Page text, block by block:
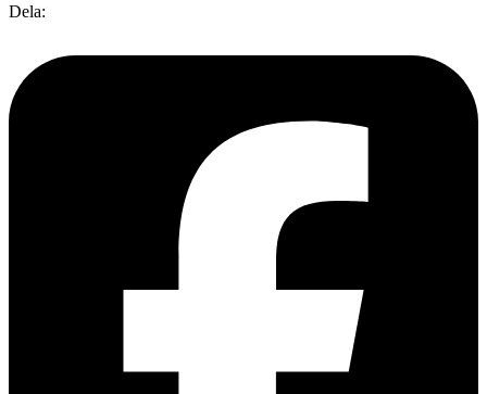
Dela: